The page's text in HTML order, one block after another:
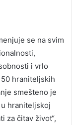
se na svim
i vrlo
hraniteljskih
smešteno je
hraniteljskoj
za čitav život“,